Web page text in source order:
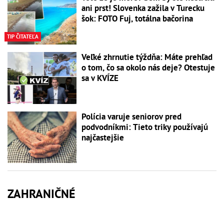
TIP ČITATEĽA
ani prst! Slovenka zažila v Turecku
šok: FOTO Fuj, totálna bačorina
Veľké zhrnutie týždňa: Máte prehľad
o tom, čo sa okolo nás deje? Otestuje
sa v KVÍZE
Polícia varuje seniorov pred
podvodníkmi: Tieto triky používajú
najčastejšie
ZAHRANIČNÉ